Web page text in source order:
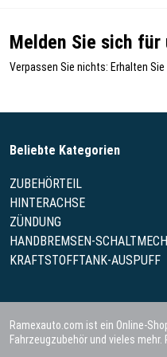
Melden Sie sich
Verpassen Sie nichts: Erhalten
Beliebte Kategorien
ZUBEHÖRTEIL
HINTERACHSE
ZÜNDUNG
HANDBREMSEN-
KRAFTSTOFFTANK-AUSPUFF
Ramexauto.com ist ein Online-
Fahrzeugzubehör und vieles